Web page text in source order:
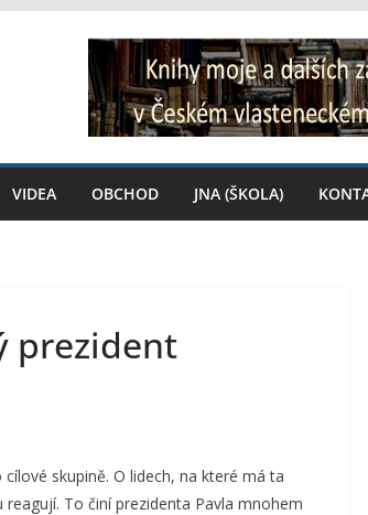
VIDEA OBCHOD JNA (ŠKOLA)
prezident
skupině. O lidech, na které má ta
To činí prezidenta Pavla mnohem